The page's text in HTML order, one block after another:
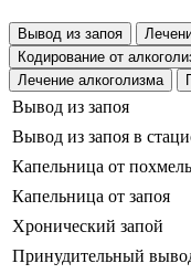
Вывод из запоя
Кодирование от
Лечение алкоголизма
Вывод из запоя
Вывод из запоя в
Капельница от
Капельница от запоя
Хронический запой
Принудительный